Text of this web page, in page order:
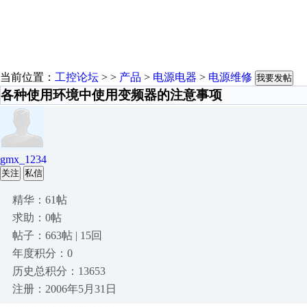
当前位置： 工控论坛 > > 产品 > 电源电器 > 电源维修 我要发帖
各种使用环境中使用变频器的注意事项
gmx_1234
关注 私信
精华：61帖
求助：0帖
帖子：663帖 | 15回
年度积分：0
历史总积分：13653
注册：2006年5月31日